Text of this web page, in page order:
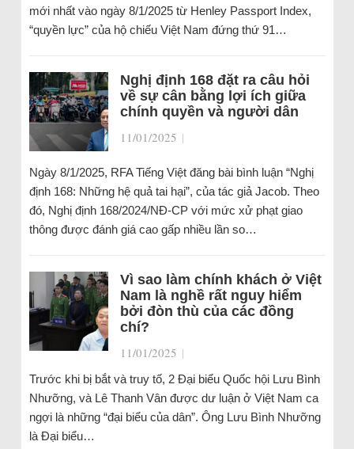
mới nhất vào ngày 8/1/2025 từ Henley Passport Index,
“quyền lực” của hộ chiếu Việt Nam đứng thứ 91…
Nghị định 168 đặt ra câu hỏi
về sự cân bằng lợi ích giữa
chính quyền và người dân
11/01/2025 |
Ngày 8/1/2025, RFA Tiếng Việt đăng bài bình luận “Nghị
định 168: Những hệ quả tai hại”, của tác giả Jacob. Theo
đó, Nghị định 168/2024/NĐ-CP với mức xử phạt giao
thông được đánh giá cao gấp nhiều lần so…
Vì sao làm chính khách ở Việt
Nam là nghề rất nguy hiểm
bởi đòn thù của các đồng
chí?
11/01/2025 |
Trước khi bị bắt và truy tố, 2 Đại biểu Quốc hội Lưu Bình
Nhưỡng, và Lê Thanh Vân được dư luận ở Việt Nam ca
ngợi là những “đại biểu của dân”. Ông Lưu Bình Nhưỡng
là Đại biểu…